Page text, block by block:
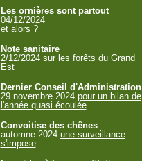
Les ornières sont partout
04/12/2024
et alors ?
Note sanitaire
2/12/2024 sur les forêts du Grand
Est
Dernier Conseil d'Administration
29 novembre 2024 pour un bilan de
l'année quasi écoulée
Convoitise des chênes
automne 2024 une surveillance
s'impose